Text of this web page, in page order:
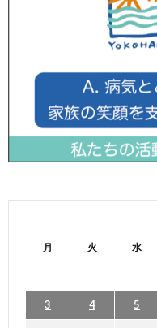
月 火 水
3 4 5